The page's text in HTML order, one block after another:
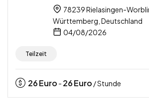
78239 Rielasingen-
Württemberg, Deutschland
04/08/2026
Teilzeit
26Euro - 26Euro / Stunde